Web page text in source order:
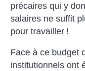
précaires qui y
salaires ne suffit
pour travailler !
Face à ce budget
institutionnels ont